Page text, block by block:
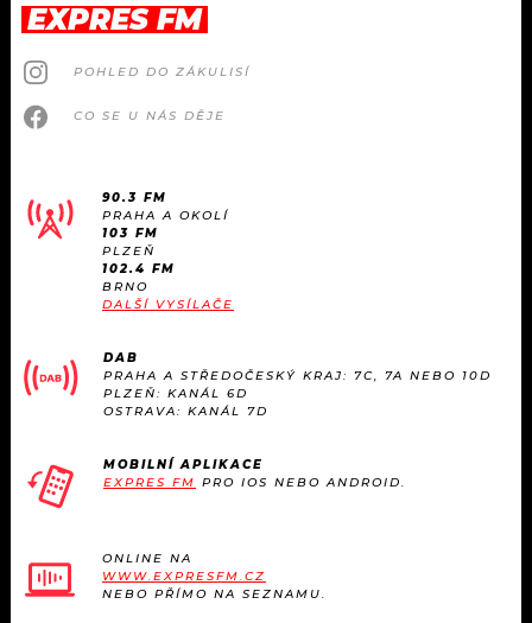
EXPRES FM
POHLED DO ZÁKULISÍ
CO SE U NÁS DĚJE
90.3 FM
PRAHA A OKOLÍ
103 FM
PLZEŇ
102.4 FM
BRNO
DALŠÍ VYSÍLAČE
DAB
PRAHA A STŘEDOČESKÝ KRAJ: 7C, 7A NEBO 10D
PLZEŇ: KANÁL 6D
OSTRAVA: KANÁL 7D
MOBILNÍ APLIKACE
EXPRES FM PRO IOS NEBO ANDROID.
ONLINE NA
WWW.EXPRESFM.CZ
NEBO PŘÍMO NA SEZNAMU.